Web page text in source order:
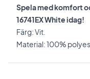
Spela med komfort
16741EX White idag!
Färg: Vit.
Material: 100%